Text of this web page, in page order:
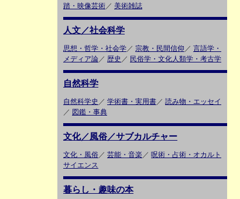
踏・映像芸術／ 美術雑誌
人文／社会科学
思想・哲学・社会学／ 宗教・民間信仰 ／ 言語学・
メディア論／ 歴史 ／ 民俗学・文化人類学・考古学
自然科学
自然科学史 ／ 学術書・実用書／ 読み物・エッセイ
／ 図鑑・事典
文化／風俗／サブカルチャー
文化・風俗／ 芸能・音楽 ／ 呪術・占術・オカルト
サイエンス
暮らし・趣味の本